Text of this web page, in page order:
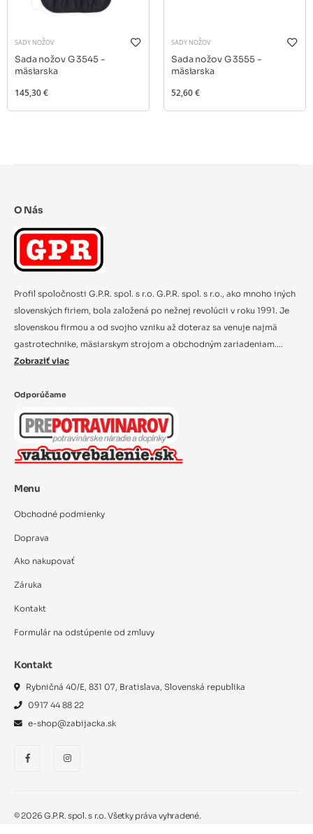
SADY NOŽOV
Sada nožov G 3545 -
mäsiarska
145,30 €
SADY NOŽOV
Sada nožov G 3555 -
mäsiarska
52,60 €
O Nás
Profil spoločnosti G.P.R. spol. s r.o. G.P.R. spol. s r.o., ako mnoho iných
slovenských firiem, bola založená po nežnej revolúcii v roku 1991. Je
slovenskou firmou a od svojho vzniku až doteraz sa venuje najmä
gastrotechnike, mäsiarskym strojom a obchodným zariadeniam....
Zobraziť viac
Odporúčame
Menu
Obchodné podmienky
Doprava
Ako nakupovať
Záruka
Kontakt
Formulár na odstúpenie od zmluvy
Kontakt
Rybničná 40/E, 831 07, Bratislava, Slovenská republika
0917 44 88 22
e-shop@zabijacka.sk
© 2026 G.P.R. spol. s r.o. Všetky práva vyhradené.